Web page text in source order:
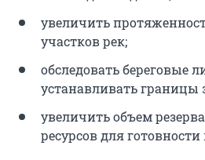
увеличить
участков рек;
обследовать береговые
устанавливать границы
увеличить объем
ресурсов для готовности